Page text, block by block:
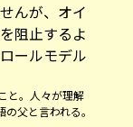
んが、オイ
阻止するよ
ールモデル
と。人々が理解
父と言われる。